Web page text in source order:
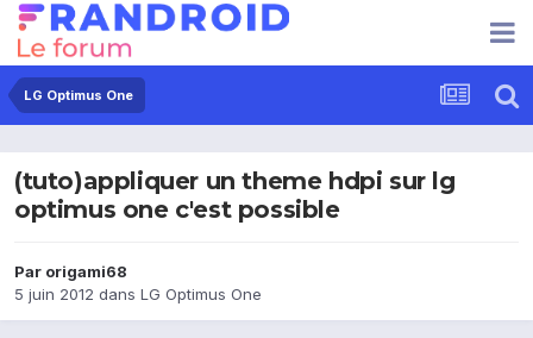
LG Optimus One
(tuto)appliquer un theme hdpi sur lg
optimus one c'est possible
Par origami68
5 juin 2012 dans LG Optimus One